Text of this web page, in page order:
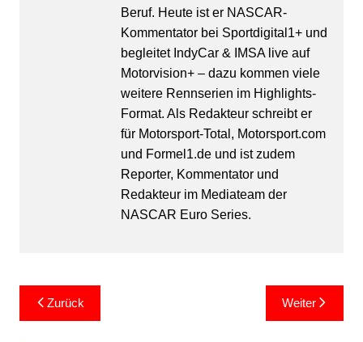
Beruf. Heute ist er NASCAR-
Kommentator bei Sportdigital1+ und
begleitet IndyCar & IMSA live auf
Motorvision+ – dazu kommen viele
weitere Rennserien im Highlights-
Format. Als Redakteur schreibt er
für Motorsport-Total, Motorsport.com
und Formel1.de und ist zudem
Reporter, Kommentator und
Redakteur im Mediateam der
NASCAR Euro Series.
Beitragsnavigation
Zurück Weiter